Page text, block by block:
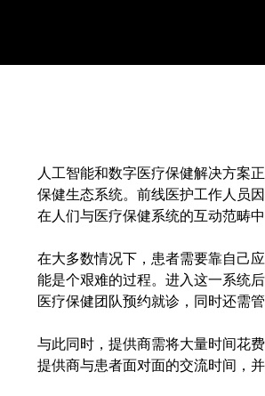
人工智能和数字医疗保健解决方案
保健生态系统。前线医护工作人员
在人们与医疗保健系统的互动范畴
在大多数情况下，患者需要靠自己
能是个艰难的过程。进入这一系统
医疗保健团队预约就诊，同时还需管
与此同时，提供商需将大量时间花
提供商与患者面对面的交流时间，